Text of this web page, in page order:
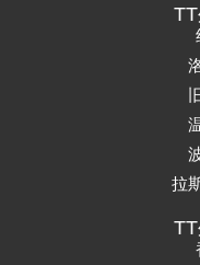
拉